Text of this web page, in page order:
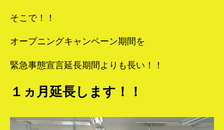
そこで！！
オープニングキャンペーン期間を
緊急事態宣言延長期間よりも長い！！
１ヵ月延長します！！